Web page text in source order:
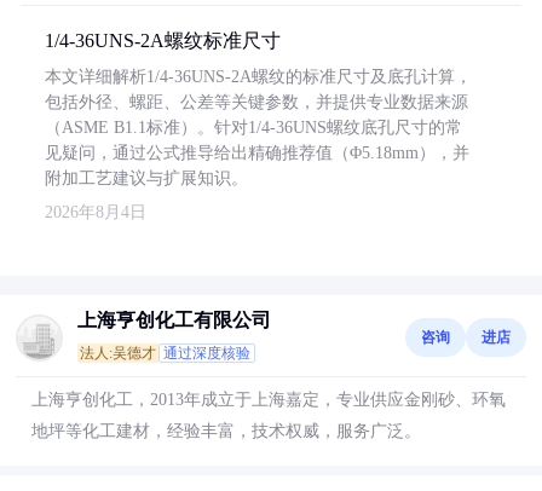
1/4-36UNS-2A螺纹标准尺寸
本文详细解析1/4-36UNS-2A螺纹的标准尺寸及底孔计算，
包括外径、螺距、公差等关键参数，并提供专业数据来源
（ASME B1.1标准）。针对1/4-36UNS螺纹底孔尺寸的常
见疑问，通过公式推导给出精确推荐值（Φ5.18mm），并
附加工艺建议与扩展知识。
2026年8月4日
上海亨创化工有限公司
法人:吴德才 通过深度核验
咨询 进店
上海亨创化工，2013年成立于上海嘉定，专业供应金刚砂、环氧
地坪等化工建材，经验丰富，技术权威，服务广泛。